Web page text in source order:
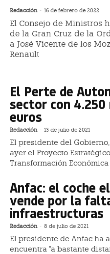
Redacción - 16 de febrero de 2022
El Consejo de Ministros
de la Gran Cruz de la
a José Vicente de los
Renault
El Perte de
sector con
euros
Redacción - 13 de julio de 2021
El presidente del
ayer el Proyecto
Transformación
Anfac: el coche
vende por la
infraestructuras
Redacción - 8 de julio de 2021
El presidente de Anfac ha
encuentra "a bastante